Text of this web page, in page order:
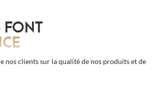
FONT
nos clients sur la qualité de nos produits et de